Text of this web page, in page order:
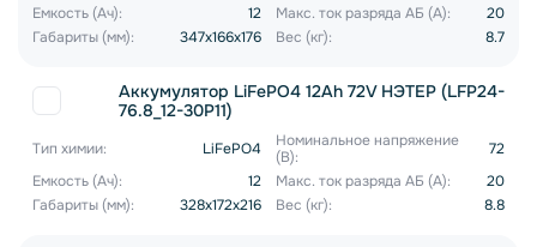
Емкость (Ач):
12 Макс. ток разряда АБ (А):
20
Габариты (мм):
347x166x176 Вес (кг): 8.7
Аккумулятор LiFePO4 12Ah 72V НЭТЕР (LFP24-
76.8_12-30P11)
Тип химии: LiFePO4
Номинальное напряжение
(В):
72
Емкость (Ач):
12 Макс. ток разряда АБ (А):
20
Габариты (мм):
328x172x216 Вес (кг): 8.8